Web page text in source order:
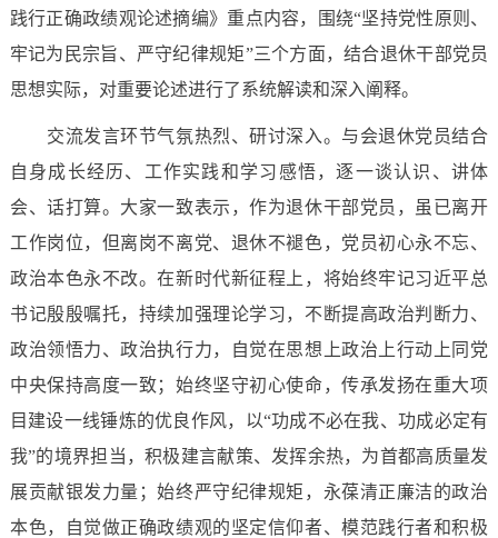
践行正确政绩观论述摘编》重点内容，围绕“坚持党性原则、
牢记为民宗旨、严守纪律规矩”三个方面，结合退休干部党员
思想实际，对重要论述进行了系统解读和深入阐释。
交流发言环节气氛热烈、研讨深入。与会退休党员结合
自身成长经历、工作实践和学习感悟，逐一谈认识、讲体
会、话打算。大家一致表示，作为退休干部党员，虽已离开
工作岗位，但离岗不离党、退休不褪色，党员初心永不忘、
政治本色永不改。在新时代新征程上，将始终牢记习近平总
书记殷殷嘱托，持续加强理论学习，不断提高政治判断力、
政治领悟力、政治执行力，自觉在思想上政治上行动上同党
中央保持高度一致；始终坚守初心使命，传承发扬在重大项
目建设一线锤炼的优良作风，以“功成不必在我、功成必定有
我”的境界担当，积极建言献策、发挥余热，为首都高质量发
展贡献银发力量；始终严守纪律规矩，永葆清正廉洁的政治
本色，自觉做正确政绩观的坚定信仰者、模范践行者和积极